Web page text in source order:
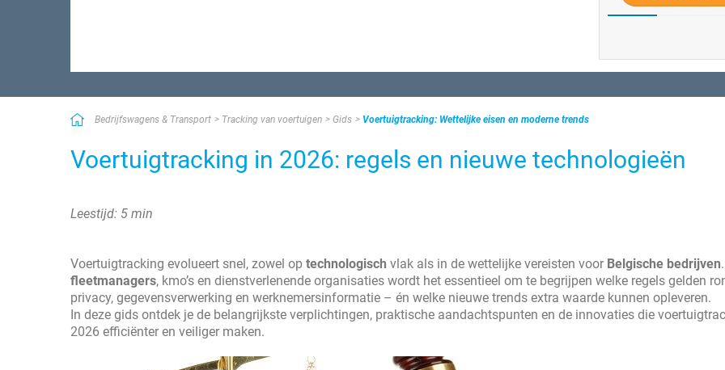
Bedrijfswagens & Transport Tracking van voertuigen Gids Voertuigtracking: Wettelijke eisen en moderne trends
Voertuigtracking in 2026: regels en nieuwe technologieën
Leestijd: 5 min
Voertuigtracking evolueert snel, zowel op technologisch vlak als in de wettelijke vereisten voor Belgische bedrijven
fleetmanagers, kmo’s en dienstverlenende organisaties wordt het essentieel om te begrijpen welke regels gelden
privacy, gegevensverwerking en werknemersinformatie – én welke nieuwe trends extra waarde kunnen opleveren.
In deze gids ontdek je de belangrijkste verplichtingen, praktische aandachtspunten en de innovaties die
2026 efficiënter en veiliger maken.